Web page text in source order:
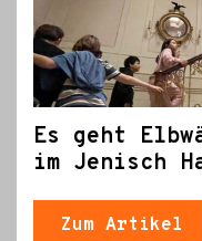
Es geht
im Jenisch
Zum Artikel